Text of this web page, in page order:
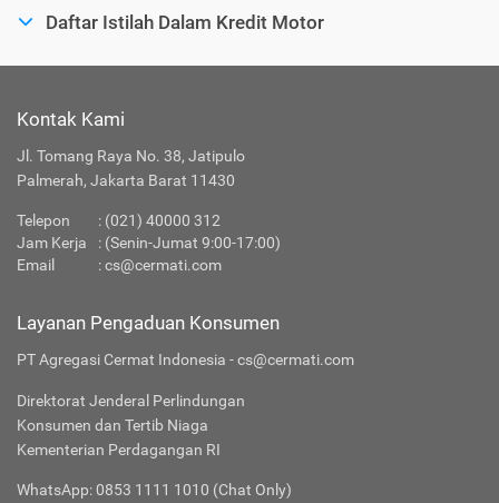
Daftar Istilah Dalam Kredit Motor
Kontak Kami
Jl. Tomang Raya No. 38, Jatipulo
Palmerah, Jakarta Barat 11430
Telepon : (021) 40000 312
Jam Kerja
: (Senin-Jumat 9:00-17:00)
Email
:cs@cermati.com
Layanan Pengaduan Konsumen
PT Agregasi Cermat Indonesia - cs@cermati.com
Direktorat Jenderal Perlindungan
Konsumen dan Tertib Niaga
Kementerian Perdagangan RI
WhatsApp: 0853 1111 1010 (Chat Only)